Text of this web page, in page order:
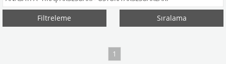
Filtreleme Sıralama
1